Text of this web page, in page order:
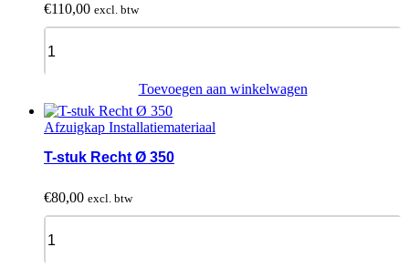
€110,00 excl. btw
¾
Toevoegen aan winkelwagen
Afzuigkap Installatiemateriaal
T-stuk Recht Ø 350
€80,00 excl. btw
stuk